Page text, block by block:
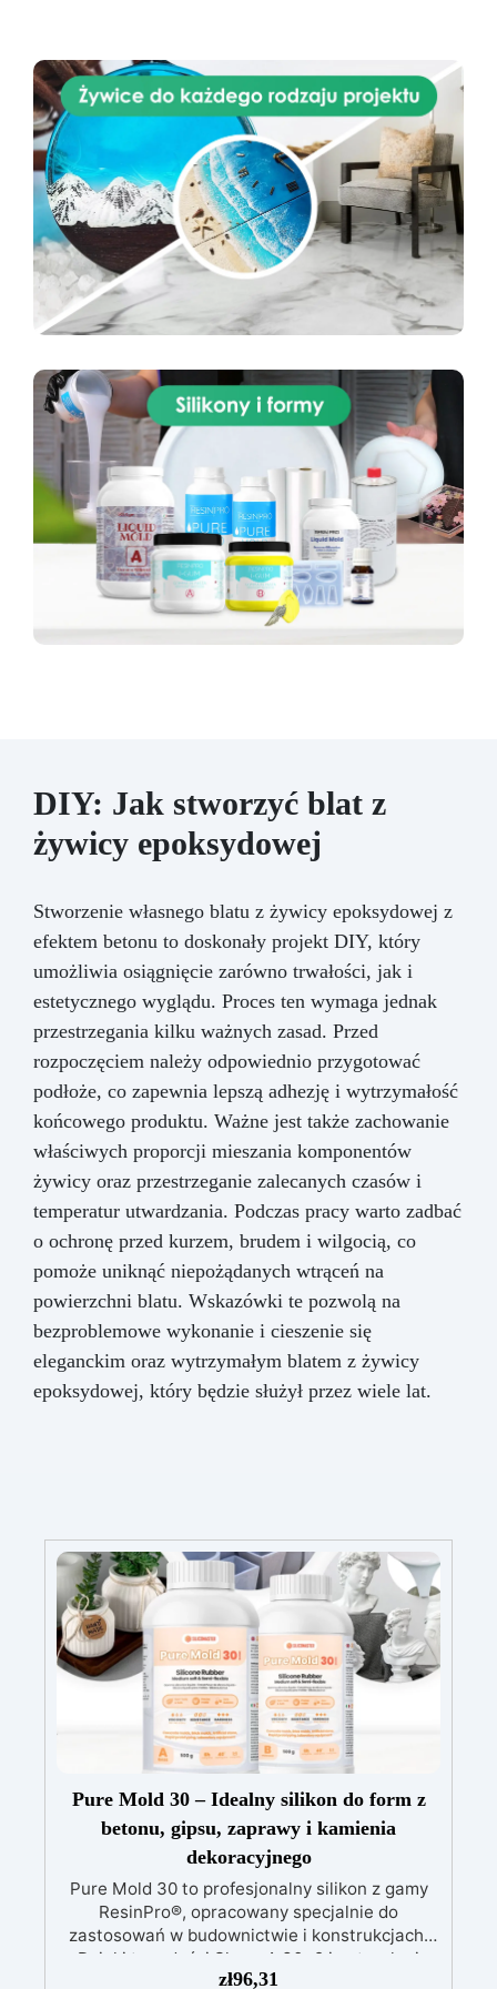
DIY: Jak stworzyć blat z
żywicy epoksydowej
Stworzenie własnego blatu z żywicy epoksydowej z
efektem betonu to doskonały projekt DIY, który
umożliwia osiągnięcie zarówno trwałości, jak i
estetycznego wyglądu. Proces ten wymaga jednak
przestrzegania kilku ważnych zasad. Przed
rozpoczęciem należy odpowiednio przygotować
podłoże, co zapewnia lepszą adhezję i wytrzymałość
końcowego produktu. Ważne jest także zachowanie
właściwych proporcji mieszania komponentów
żywicy oraz przestrzeganie zalecanych czasów i
temperatur utwardzania. Podczas pracy warto zadbać
o ochronę przed kurzem, brudem i wilgocią, co
pomoże uniknąć niepożądanych wtrąceń na
powierzchni blatu. Wskazówki te pozwolą na
bezproblemowe wykonanie i cieszenie się
eleganckim oraz wytrzymałym blatem z żywicy
epoksydowej, który będzie służył przez wiele lat.
Pure Mold 30 – Idealny silikon do form z
betonu, gipsu, zaprawy i kamienia
dekoracyjnego
Pure Mold 30 to profesjonalny silikon z gamy
ResinPro®, opracowany specjalnie do
zastosowań w budownictwie i konstrukcjach.
Dzięki twardości Shore A 30±2 i naturalnej
przezroczystości oferuje idealne połączenie
zł96,31